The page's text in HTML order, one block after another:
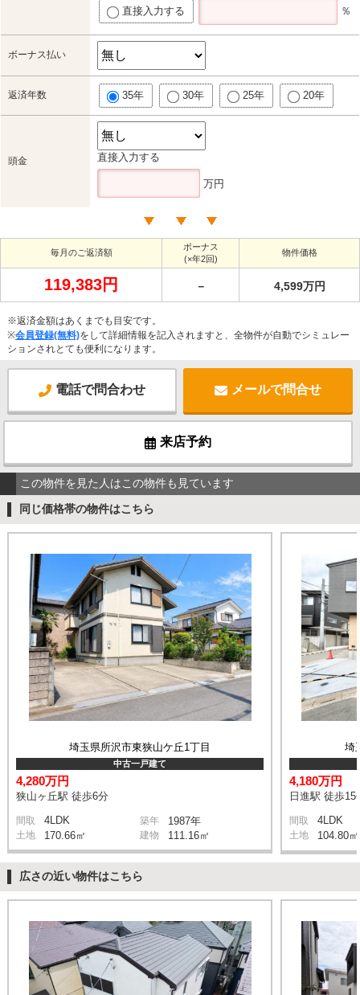
直接入力する ％
ボーナス払い
返済年数 35年 30年 25年 20年
頭金 直接入力する
万円
毎月のご返済額
ボーナス
(×年2回)
物件価格
119,383円 － 4,599万円
※返済金額はあくまでも目安です。
※会員登録(無料)をして詳細情報を記入されますと、全物件が自動でシミュレー
ションされとても便利になります。
電話で問合わせ メールで問合せ
来店予約
この物件を見た人はこの物件も見ています
同じ価格帯の物件はこちら
埼玉県所沢市東狭山ケ丘1丁目
中古一戸建て
4,280万円
狭山ヶ丘駅 徒歩6分
間取 4LDK 築年 1987年
土地 170.66㎡ 建物 111.16㎡
埼
4,180万円
日進駅 徒歩15
間取 4LDK
土地 104.80㎡
広さの近い物件はこちら